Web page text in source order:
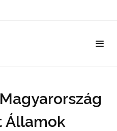
Államok